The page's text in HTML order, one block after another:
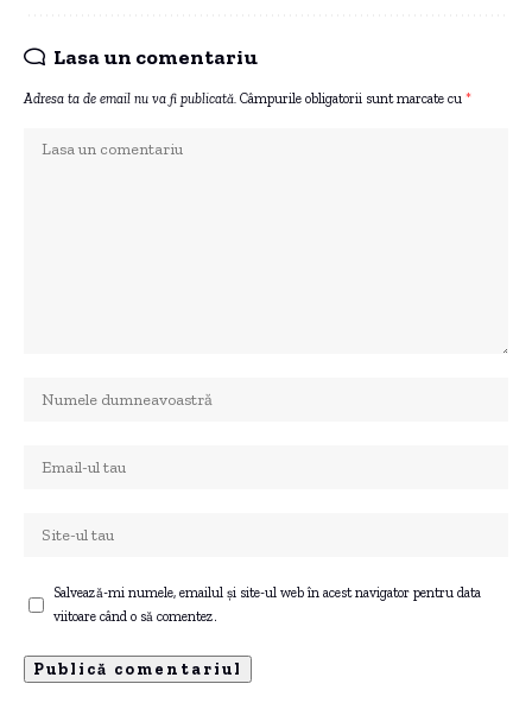
Lasa un comentariu
Adresa ta de email nu va fi publicată. Câmpurile obligatorii sunt marcate cu *
Salvează-mi numele, emailul și site-ul web în acest navigator pentru data
viitoare când o să comentez.